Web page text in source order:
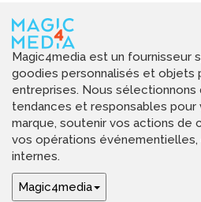
Magic4media est un fournisseur
goodies personnalisés et objets
entreprises. Nous sélectionnons
tendances et responsables pour
marque, soutenir vos actions de
vos opérations
internes.
Magic4media